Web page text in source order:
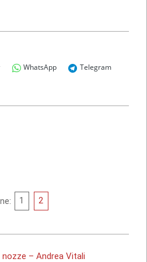
WhatsApp
Telegram
1 2
nozze – Andrea Vitali